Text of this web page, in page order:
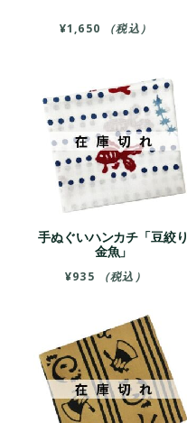
¥1,650 （税込）
手ぬぐいハンカチ「豆絞り
金魚」
¥935 （税込）